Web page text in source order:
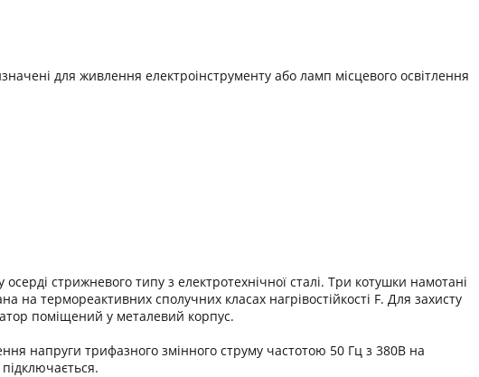
для живлення електроінструменту або ламп місцевого освітлення
стрижневого типу з електротехнічної сталі. Три котушки намотані
на термореактивних сполучних класах нагрівостійкості F. Для захисту
поміщений у металевий корпус.
напруги трифазного змінного струму частотою 50 Гц з 380В на